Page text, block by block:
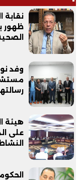
نقابة
ظهور
وفد
هيئة
على